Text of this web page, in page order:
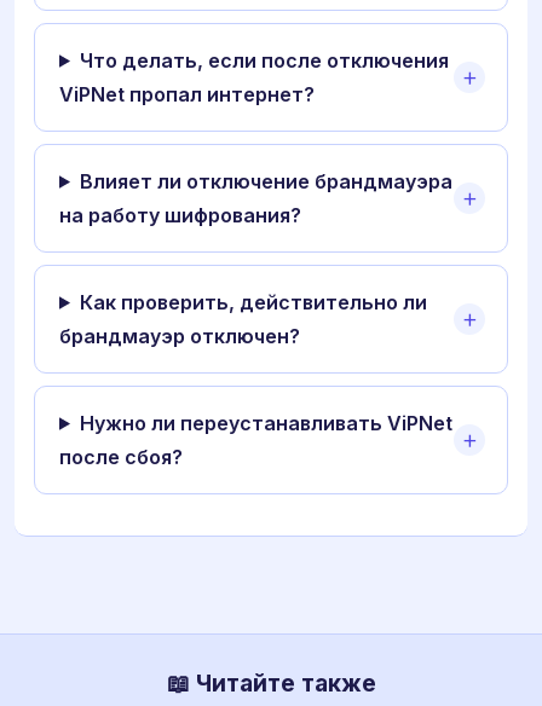
Что делать, если после отключения
ViPNet пропал интернет?
Влияет ли отключение брандмауэра
на работу шифрования?
Как проверить, действительно ли
брандмауэр отключен?
Нужно ли переустанавливать ViPNet
после сбоя?
📖 Читайте также